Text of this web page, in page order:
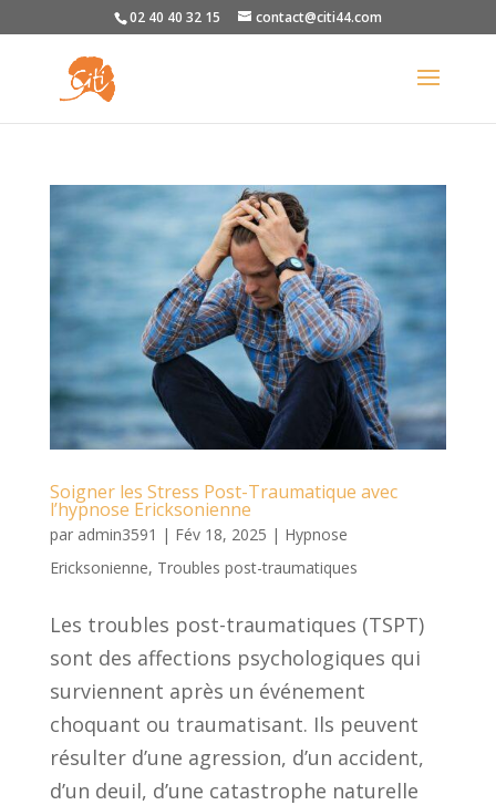
02 40 40 32 15 contact@citi44.com
Soigner les Stress Post-Traumatique avec
l’hypnose Ericksonienne
par admin3591 | Fév 18, 2025 | Hypnose
Ericksonienne, Troubles post-traumatiques
Les troubles post-traumatiques (TSPT)
sont des affections psychologiques qui
surviennent après un événement
choquant ou traumatisant. Ils peuvent
résulter d’une agression, d’un accident,
d’un deuil, d’une catastrophe naturelle